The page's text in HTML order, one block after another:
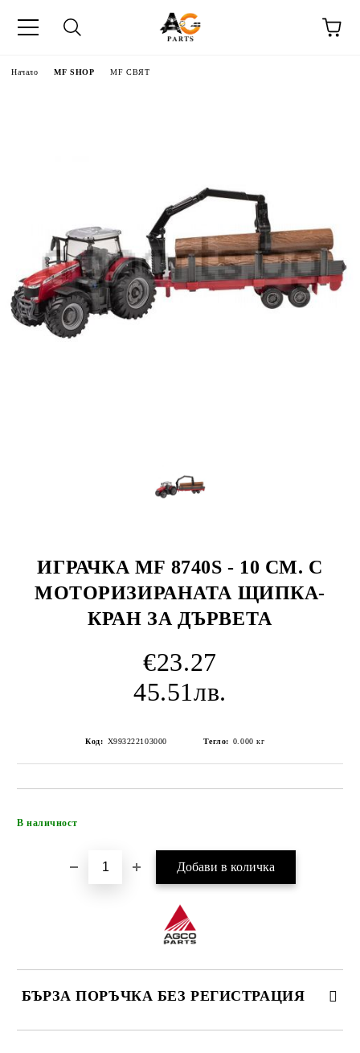
Начало MF SHOP MF СВЯТ
ИГРАЧКА MF 8740S - 10 CM. С
МОТОРИЗИРАНАТА ЩИПКА-
КРАН ЗА ДЪРВЕТА
€23.27
45.51лв.
Код: X993222103000 Тегло: 0.000 кг
В наличност
БЪРЗА ПОРЪЧКА БЕЗ РЕГИСТРАЦИЯ